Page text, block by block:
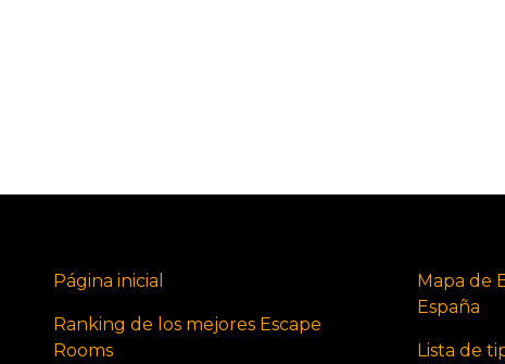
Página inicial
Ranking de los mejores Escape
Rooms
Mapa de
España
Lista de